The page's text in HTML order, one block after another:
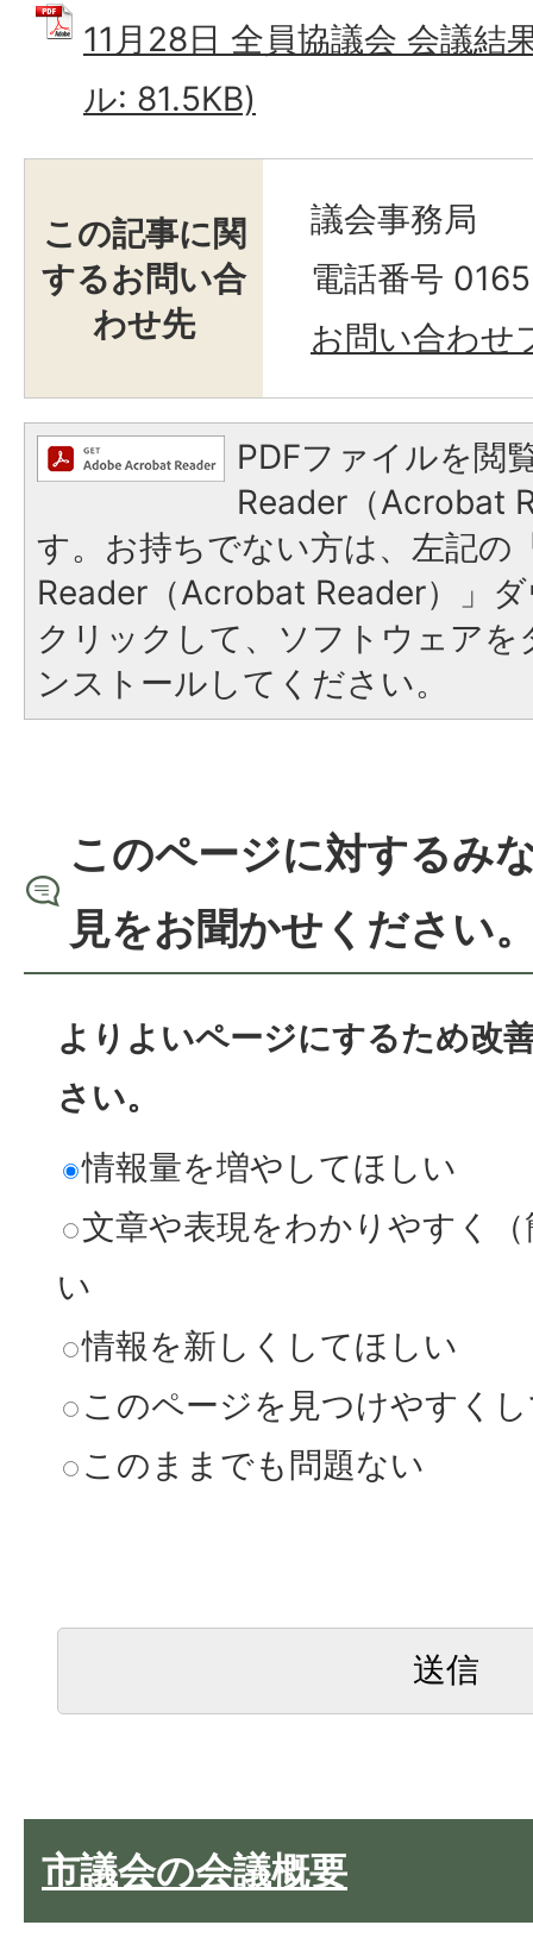
11月28日 全員協議会 会議結
ル: 81.5KB)
この記事に関
するお問い合
わせ先
議会事務局
電話番号
お問い合わせ
PDFファイルを閲
Reader（Acrobat
す。お持ちでない方は、左記の
Reader（Acrobat Reader）」
クリックして、ソフトウェア
ンストールしてください。
このページに対するみ
見をお聞かせください
よりよいページにするため改
さい。
情報量を増やしてほしい
文章や表現をわかりやすく
い
情報を新しくしてほしい
このページを見つけやすく
このままでも問題ない
市議会の会議概要